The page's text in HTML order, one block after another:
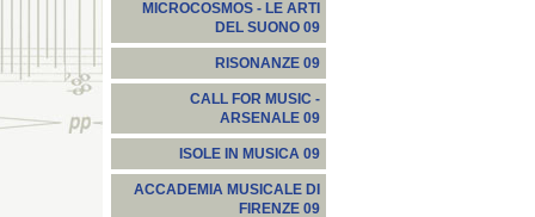
MICROCOSMOS - LE ARTI
DEL SUONO 09
RISONANZE 09
CALL FOR MUSIC -
ARSENALE 09
ISOLE IN MUSICA 09
ACCADEMIA MUSICALE DI
FIRENZE 09